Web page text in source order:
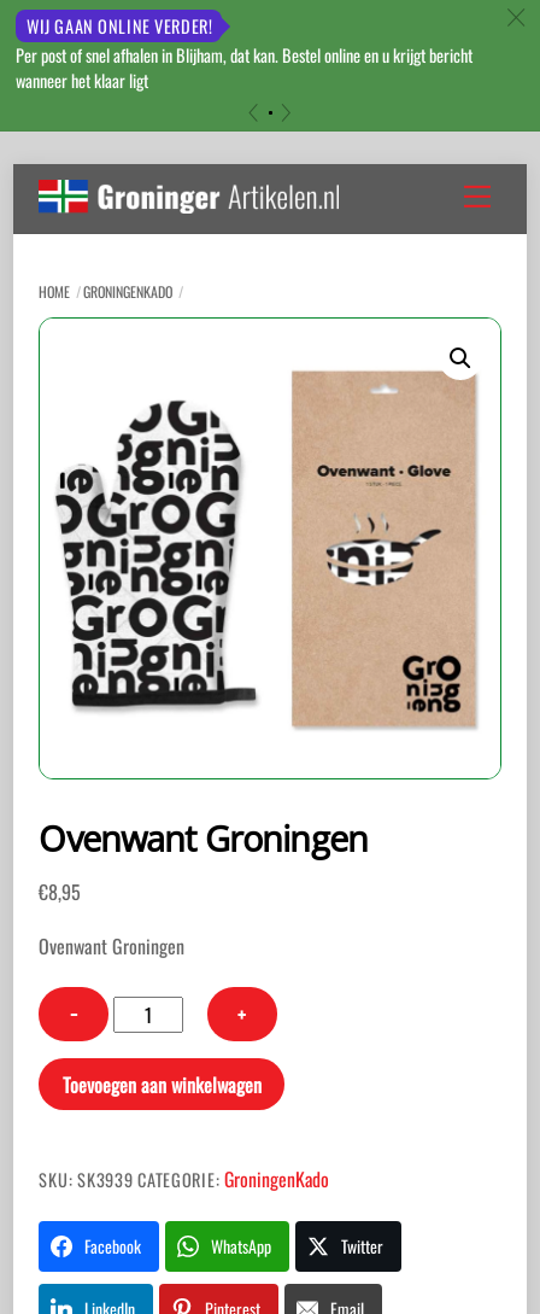
WIJ GAAN ONLINE VERDER!
Per post of snel afhalen in Blijham, dat kan. Bestel online en u krijgt bericht
wanneer het klaar ligt
c
content
Menu
HOME GRONINGENKADO
Ovenwant Groningen
€8,95
Ovenwant Groningen
−
Ovenwant
Groningen
aantal
+
Toevoegen aan winkelwagen
SKU:SK3939CATEGORIE:GroningenKado
Facebook WhatsApp Twitter